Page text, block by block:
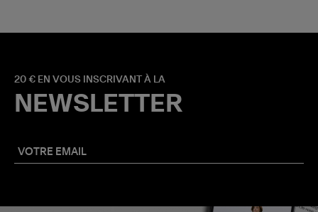
20 € EN VOUS INSCRIVANT À LA
NEWSLETTER